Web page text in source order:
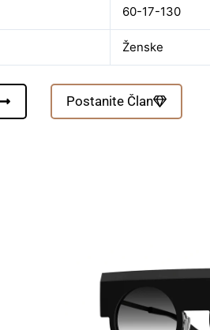
60-17-130
Ženske
Postanite Član